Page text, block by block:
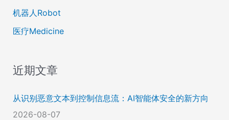
机器人Robot
医疗Medicine
近期文章
从识别恶意文本到控制信息流：AI智能体安全的新方向
2026-08-07